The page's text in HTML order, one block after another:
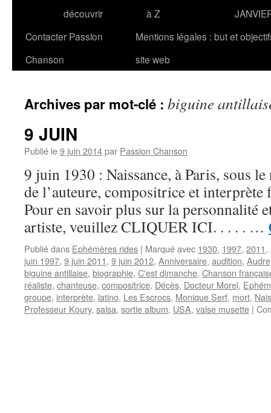
découvrir
à Z
Contacter Passion
Chanson
Mentions légales : but et
site web
Archives par mot-clé : biguine
9 JUIN
Publié le9 juin 2014par Passion Chanson
9 juin 1930 : Naissance, à Paris, sous
de l’auteure, compositrice et
Pour en savoir plus sur la personnalité
artiste, veuillez CLIQUER ICI. . . . . …
Publié dans Ephémères rides | Marqué avec 1930, 1997, 2011,
juin 1997, 9 juin 2011, 9 juin 2012, Anniversaire, audition,
biguine antillaise, biographie, C'est dimanche, Chanson
réaliste, chanteuse, compositrice, Décès, Docteur Morel,
groupe, interprète, latino, Les Escrocs, Monique Serf, mort,
Professeur Koury, salsa, sortie album, USA, valse musette |